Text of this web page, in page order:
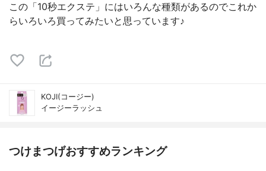
この「10秒エクステ」にはいろんな種類があるのでこれか
らいろいろ買ってみたいと思っています♪
KOJI(コージー)
イージーラッシュ
つけまつげおすすめランキング